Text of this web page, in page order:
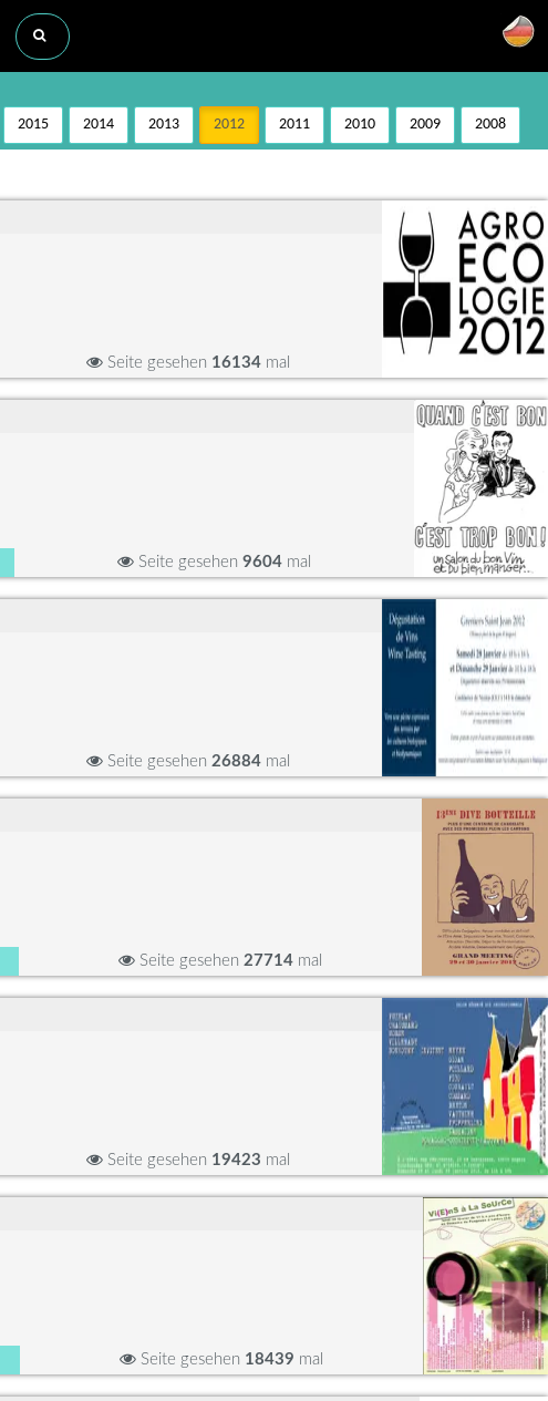
2015 2014 2013 2012 2011 2010 2009 2008
Seite gesehen 16134mal
Seite gesehen 9604 mal
Seite gesehen 26884mal
Seite gesehen 27714mal
Seite gesehen 19423 mal
Seite gesehen 18439 mal